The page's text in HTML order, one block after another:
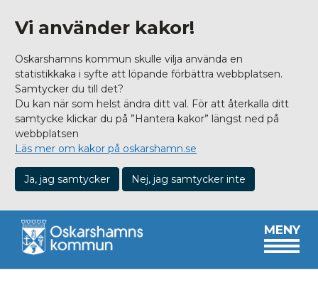
Vi använder kakor!
Oskarshamns kommun skulle vilja använda en
statistikkaka i syfte att löpande förbättra webbplatsen.
Samtycker du till det?
Du kan när som helst ändra ditt val. För att återkalla ditt
samtycke klickar du på ”Hantera kakor” längst ned på
webbplatsen
Läs mer om kakor på oskarshamn.se
Ja, jag samtycker Nej, jag samtycker inte
MENY